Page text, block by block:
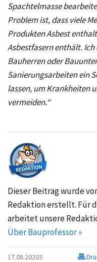
Spachtelmasse
Problem ist, dass viele
Produkten Asbest
Asbestfasern enthält.
Bauherren oder
Sanierungsarbeiten ein
lassen, um Krankheiten
vermeiden.“
Dieser Beitrag wurde
Redaktion erstellt. Für
arbeitet unsere
Über Bauprofessor »
17.08.20203